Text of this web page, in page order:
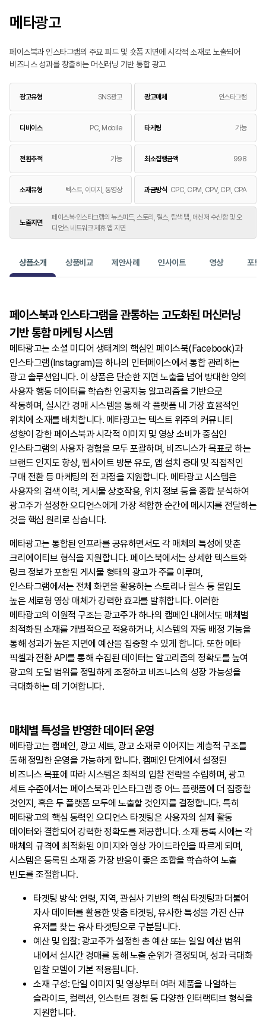
메타광고
페이스북과 인스타그램의 주요 피드 및 숏폼 지면에 시각적 소재로 노출되어
비즈니스 성과를 창출하는 머신러닝 기반 통합 광고
광고유형 SNS광고 광고매체 인스타그램
디바이스 PC, Mobile 타케팅 가능
전환추적 가능 최소집행금액 998
소재유형 텍스트, 이미지, 동영상 과금방식 CPC, CPM, CPV, CPI, CPA
노출지면
페이스북·인스타그램의 뉴스피드, 스토리, 릴스, 탐색 탭, 메신저 수신함 및 오
디언스 네트워크 제휴 앱 지면
상픔소개 상품비교 제안사례 인사이트 영상 포트
페이스북과 인스타그램을 관통하는 고도화된 머신러닝
기반 통합 마케팅 시스템
메타광고는 소셜 미디어 생태계의 핵심인 페이스북(Facebook)과
인스타그램(Instagram)을 하나의 인터페이스에서 통합 관리하는
광고 솔루션입니다. 이 상품은 단순한 지면 노출을 넘어 방대한 양의
사용자 행동 데이터를 학습한 인공지능 알고리즘을 기반으로
작동하며, 실시간 경매 시스템을 통해 각 플랫폼 내 가장 효율적인
위치에 소재를 배치합니다. 메타광고는 텍스트 위주의 커뮤니티
성향이 강한 페이스북과 시각적 이미지 및 영상 소비가 중심인
인스타그램의 사용자 경험을 모두 포괄하며, 비즈니스가 목표로 하는
브랜드 인지도 향상, 웹사이트 방문 유도, 앱 설치 증대 및 직접적인
구매 전환 등 마케팅의 전 과정을 지원합니다. 메타광고 시스템은
사용자의 검색 이력, 게시물 상호작용, 위치 정보 등을 종합 분석하여
광고주가 설정한 오디언스에게 가장 적합한 순간에 메시지를 전달하는
것을 핵심 원리로 삼습니다.
메타광고는 통합된 인프라를 공유하면서도 각 매체의 특성에 맞춘
크리에이티브 형식을 지원합니다. 페이스북에서는 상세한 텍스트와
링크 정보가 포함된 게시물 형태의 광고가 주를 이루며,
인스타그램에서는 전체 화면을 활용하는 스토리나 릴스 등 몰입도
높은 세로형 영상 매체가 강력한 효과를 발휘합니다. 이러한
메타광고의 이원적 구조는 광고주가 하나의 캠페인 내에서도 매체별
최적화된 소재를 개별적으로 적용하거나, 시스템의 자동 배정 기능을
통해 성과가 높은 지면에 예산을 집중할 수 있게 합니다. 또한 메타
픽셀과 전환 API를 통해 수집된 데이터는 알고리즘의 정확도를 높여
광고의 도달 범위를 정밀하게 조정하고 비즈니스의 성장 가능성을
극대화하는 데 기여합니다.
매체별 특성을 반영한 데이터 운영
메타광고는 캠페인, 광고 세트, 광고 소재로 이어지는 계층적 구조를
통해 정밀한 운영을 가능하게 합니다. 캠페인 단계에서 설정된
비즈니스 목표에 따라 시스템은 최적의 입찰 전략을 수립하며, 광고
세트 수준에서는 페이스북과 인스타그램 중 어느 플랫폼에 더 집중할
것인지, 혹은 두 플랫폼 모두에 노출할 것인지를 결정합니다. 특히
메타광고의 핵심 동력인 오디언스 타겟팅은 사용자의 실제 활동
데이터와 결합되어 강력한 정확도를 제공합니다. 소재 등록 시에는 각
매체의 규격에 최적화된 이미지와 영상 가이드라인을 따르게 되며,
시스템은 등록된 소재 중 가장 반응이 좋은 조합을 학습하여 노출
빈도를 조절합니다.
타겟팅 방식: 연령, 지역, 관심사 기반의 핵심 타겟팅과 더불어
자사 데이터를 활용한 맞춤 타겟팅, 유사한 특성을 가진 신규
유저를 찾는 유사 타겟팅으로 구분됩니다.
예산 및 입찰: 광고주가 설정한 총 예산 또는 일일 예산 범위
내에서 실시간 경매를 통해 노출 순위가 결정되며, 성과 극대화
입찰 모델이 기본 적용됩니다.
소재 구성: 단일 이미지 및 영상부터 여러 제품을 나열하는
슬라이드, 컬렉션, 인스턴트 경험 등 다양한 인터랙티브 형식을
지원합니다.